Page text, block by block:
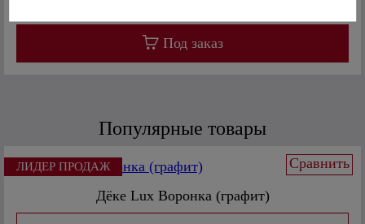
Под заказ
Популярные товары
ЛИДЕР ПРОДАЖ
Дёке Lux Воронка (графит)
Сравнить